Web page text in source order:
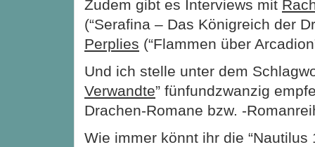
Zudem gibt es Interviews mit
(“Serafina – Das Königreich der
Perplies (“Flammen über
Und ich stelle unter dem
Verwandte” fünfundzwanzig
Drachen-Romane bzw. -
Wie immer könnt ihr die “Nautilus